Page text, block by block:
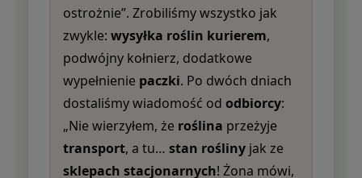
ostrożnie”. Zrobiliśmy wszystko jak
zwykle: wysyłka roślin kurierem,
podwójny kołnierz, dodatkowe
wypełnienie paczki. Po dwóch dniach
dostaliśmy wiadomość od odbiorcy:
„Nie wierzyłem, że roślina przeżyje
transport, a tu… stan rośliny jak ze
sklepach stacjonarnych! Żona mówi,